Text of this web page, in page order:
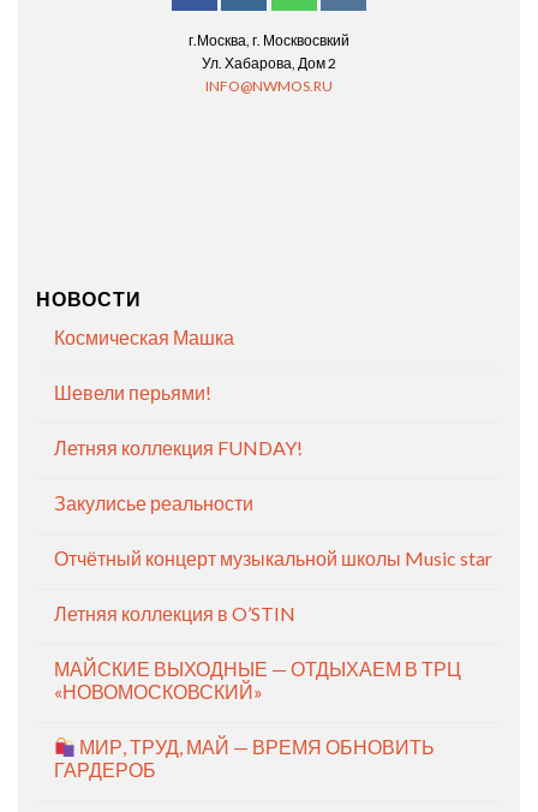
г.Москва, г. Москвосвкий
Ул. Хабарова, Дом 2
INFO@NWMOS.RU
НОВОСТИ
Космическая Машка
Шевели перьями!
Летняя коллекция FUNDAY!
Закулисье реальности
Отчётный концерт музыкальной школы Music star
Летняя коллекция в O’STIN
МАЙСКИЕ ВЫХОДНЫЕ — ОТДЫХАЕМ В ТРЦ
«НОВОМОСКОВСКИЙ»
МИР, ТРУД, МАЙ — ВРЕМЯ ОБНОВИТЬ
ГАРДЕРОБ